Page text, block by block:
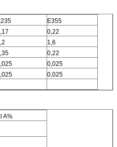
E355
0,22
1,6
0,22
0,025
0,025
A%